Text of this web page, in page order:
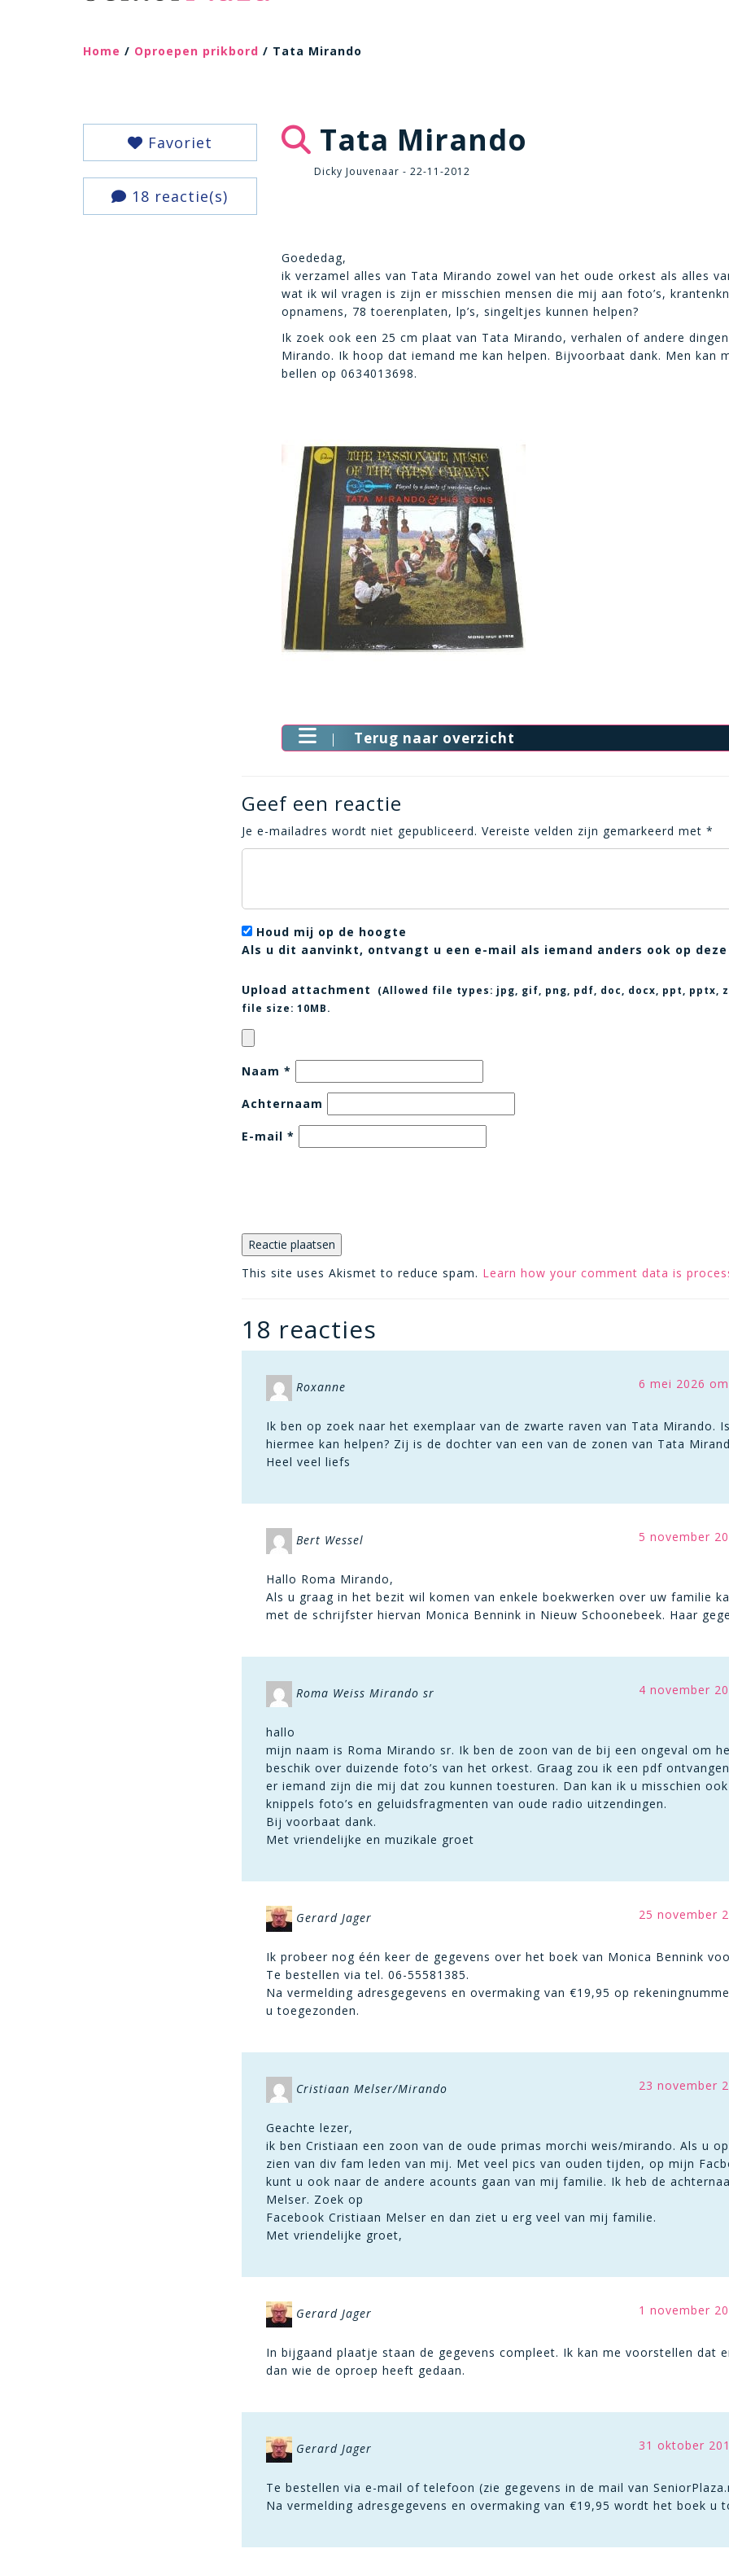
Home / Oproepen prikbord / Tata Mirando
Favoriet
18 reactie(s)
Tata Mirando
Dicky Jouvenaar - 22-11-2012
Goededag,
ik verzamel alles van Tata Mirando zowel van het oude orkest als alles
wat ik wil vragen is zijn er misschien mensen die mij aan foto’s,
opnamens, 78 toerenplaten, lp’s, singeltjes kunnen helpen?
Ik zoek ook een 25 cm plaat van Tata Mirando, verhalen of andere
Mirando. Ik hoop dat iemand me kan helpen. Bijvoorbaat dank. Men kan
bellen op 0634013698.
Terug naar overzicht
Geef een reactie
Je e-mailadres wordt niet gepubliceerd. Vereiste velden zijn gemarkeerd met *
Houd mij op de hoogte
Als u dit aanvinkt, ontvangt u een e-mail als iemand anders ook op
Upload attachment (Allowed file types: jpg, gif, png, pdf, doc, docx, ppt, pptx,
file size: 10MB.
Naam *
Achternaam
E-mail *
This site uses Akismet to reduce spam. Learn how your comment data is
18 reacties
Roxanne 6 mei 2026
Ik ben op zoek naar het exemplaar van de zwarte raven van Tata Mirando.
hiermee kan helpen? Zij is de dochter van een van de zonen van Tata
Heel veel liefs
Bert Wessel 5 november
Hallo Roma Mirando,
Als u graag in het bezit wil komen van enkele boekwerken over uw familie
met de schrijfster hiervan Monica Bennink in Nieuw Schoonebeek. Haar
Roma Weiss Mirando sr 4 november
hallo
mijn naam is Roma Mirando sr. Ik ben de zoon van de bij een ongeval om
beschik over duizende foto’s van het orkest. Graag zou ik een pdf
er iemand zijn die mij dat zou kunnen toesturen. Dan kan ik u misschien
knippels foto’s en geluidsfragmenten van oude radio uitzendingen.
Bij voorbaat dank.
Met vriendelijke en muzikale groet
Gerard Jager 25 november
Ik probeer nog één keer de gegevens over het boek van Monica Bennink
Te bestellen via tel. 06-55581385.
Na vermelding adresgegevens en overmaking van €19,95 op
u toegezonden.
Cristiaan Melser/Mirando 23 november
Geachte lezer,
ik ben Cristiaan een zoon van de oude primas morchi weis/mirando. Als u
zien van div fam leden van mij. Met veel pics van ouden tijden, op mijn
kunt u ook naar de andere acounts gaan van mij familie. Ik heb de
Melser. Zoek op
Facebook Cristiaan Melser en dan ziet u erg veel van mij familie.
Met vriendelijke groet,
Gerard Jager 1 november
In bijgaand plaatje staan de gegevens compleet. Ik kan me voorstellen dat
dan wie de oproep heeft gedaan.
Gerard Jager 31 oktober
Te bestellen via e-mail of telefoon (zie gegevens in de mail van
Na vermelding adresgegevens en overmaking van €19,95 wordt het boek u